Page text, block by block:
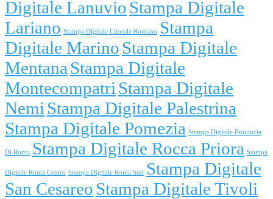
Digitale Lanuvio Stampa Digitale
Lariano Stampa Digitale Litorale Romano
Stampa
Digitale Marino Stampa Digitale
Mentana Stampa Digitale
Montecompatri Stampa Digitale
Nemi Stampa Digitale Palestrina
Stampa Digitale Pomezia Stampa Digitale Provincia
Di Roma Stampa Digitale Rocca Priora Stampa
Digitale Roma Centro Stampa Digitale Roma Sud
Stampa Digitale
San Cesareo Stampa Digitale Tivoli